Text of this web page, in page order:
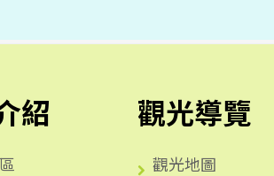
紹 觀光導覽
觀光地圖